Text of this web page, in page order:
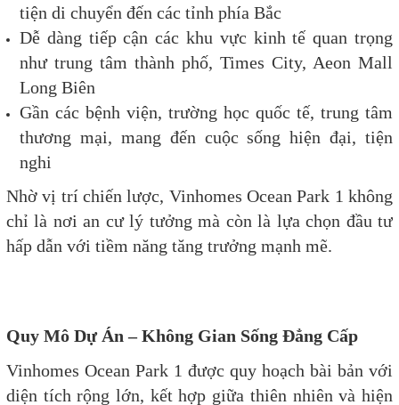
tiện di chuyển đến các tỉnh phía Bắc
Dễ dàng tiếp cận các khu vực kinh tế quan trọng
như trung tâm thành phố, Times City, Aeon Mall
Long Biên
Gần các bệnh viện, trường học quốc tế, trung tâm
thương mại, mang đến cuộc sống hiện đại, tiện
nghi
Nhờ vị trí chiến lược, Vinhomes Ocean Park 1 không
chỉ là nơi an cư lý tưởng mà còn là lựa chọn đầu tư
hấp dẫn với tiềm năng tăng trưởng mạnh mẽ.
Quy Mô Dự Án – Không Gian Sống Đẳng Cấp
Vinhomes Ocean Park 1 được quy hoạch bài bản với
diện tích rộng lớn, kết hợp giữa thiên nhiên và hiện